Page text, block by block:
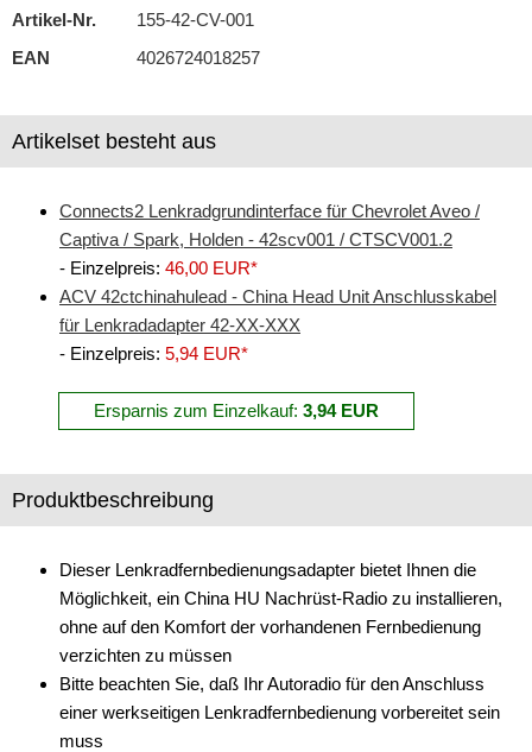
Entriegelung
Entstörmaterial
Fahrzeughalter
Fernbedienungen
Freischaltmodule
Freisprechadapter
Frequenzweichen
Handyhalterungen
Lautsprechereinbauset
Lautsprecherkabel
Lautsprecherringe
Lenkradadapter
Artikel-Nr.
155-42-CV-001
EAN
4026724018257
Artikelset besteht aus
Connects2 Lenkradgrundinterface für Chevrolet Aveo /
Captiva / Spark, Holden - 42scv001 / CTSCV001.2
- Einzelpreis: 46,00 EUR*
ACV 42ctchinahulead - China Head Unit Anschlusskabel
für Lenkradadapter 42-XX-XXX
- Einzelpreis: 5,94 EUR*
Ersparnis zum Einzelkauf: 3,94 EUR
Produktbeschreibung
Dieser Lenkradfernbedienungsadapter bietet Ihnen die
Möglichkeit, ein China HU Nachrüst-Radio zu installieren,
ohne auf den Komfort der vorhandenen Fernbedienung
verzichten zu müssen
Bitte beachten Sie, daß Ihr Autoradio für den Anschluss
einer werkseitigen Lenkradfernbedienung vorbereitet sein
muss